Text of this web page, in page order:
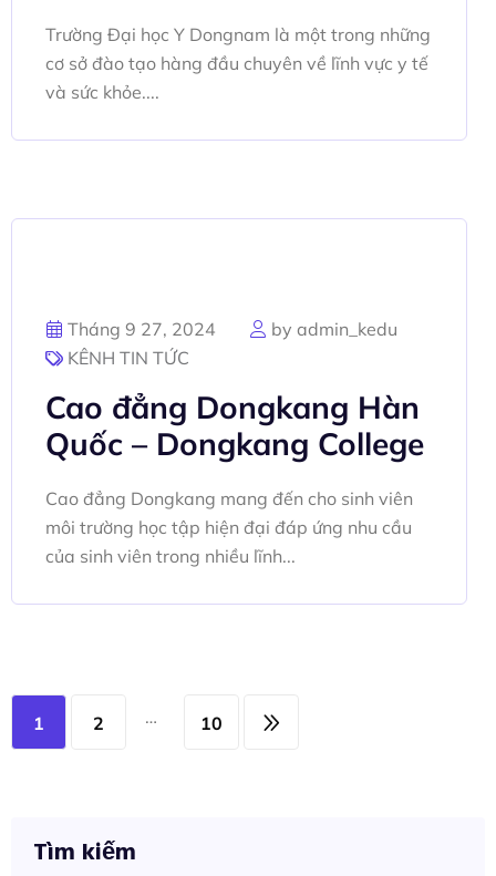
Trường Đại học Y Dongnam là một trong những
cơ sở đào tạo hàng đầu chuyên về lĩnh vực y tế
và sức khỏe....
Tháng 9 27, 2024
by admin_kedu
KÊNH TIN TỨC
Cao đẳng Dongkang Hàn
Quốc – Dongkang College
Cao đẳng Dongkang mang đến cho sinh viên
môi trường học tập hiện đại đáp ứng nhu cầu
của sinh viên trong nhiều lĩnh...
1 2 … 10
Tìm kiếm